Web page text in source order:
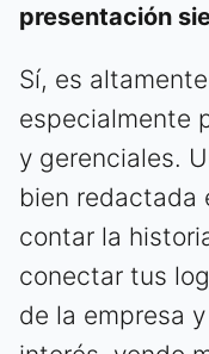
presentación
Sí, es
especialmente
y gerenciales.
bien redactada
contar la
conectar tus
de la empresa